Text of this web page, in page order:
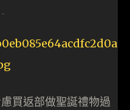
-
買返部做聖誕禮物過